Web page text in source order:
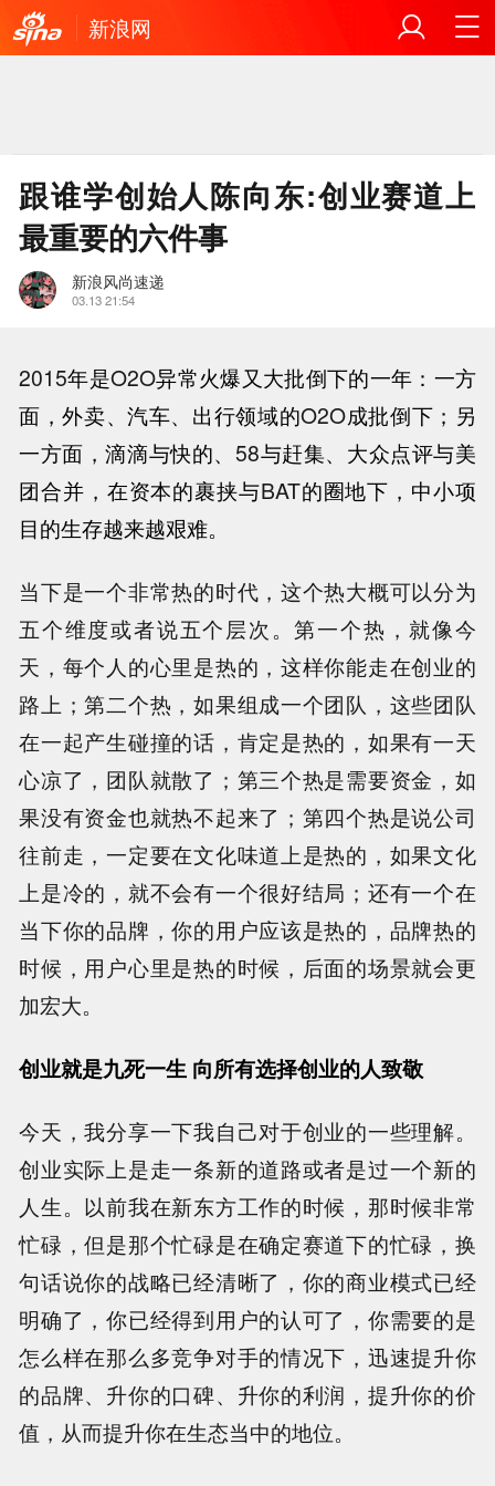
新浪网
跟谁学创始人陈向东:创业赛道上
最重要的六件事
新浪风尚速递
03.13 21:54
2015年是O2O异常火爆又大批倒下的一年：一方
面，外卖、汽车、出行领域的O2O成批倒下；另
一方面，滴滴与快的、 58与赶集、大众点评与美
团合并，在资本的裹挟与BAT的圈地下，中小项
目的生存越来越艰难。
当下是一个非常热的时代，这个热大概可以分为
五个维度或者说五个层次。第一个热，就像今
天，每个人的心里是热的，这样你能走在创业的
路上；第二个热，如果组成一个团队，这些团队
在一起产生碰撞的话，肯定是热的，如果有一天
心凉了，团队就散了；第三个热是需要资金，如
果没有资金也就热不起来了；第四个热是说公司
往前走，一定要在文化味道上是热的，如果文化
上是冷的，就不会有一个很好结局；还有一个在
当下你的品牌，你的用户应该是热的，品牌热的
时候，用户心里是热的时候，后面的场景就会更
加宏大。
创业就是九死一生 向所有选择创业的人致敬
今天，我分享一下我自己对于创业的一些理解。
创业实际上是走一条新的道路或者是过一个新的
人生。以前我在新东方工作的时候，那时候非常
忙碌，但是那个忙碌是在确定赛道下的忙碌，换
句话说你的战略已经清晰了，你的商业模式已经
明确了，你已经得到用户的认可了，你需要的是
怎么样在那么多竞争对手的情况下，迅速提升你
的品牌、升你的口碑、升你的利润，提升你的价
值，从而提升你在生态当中的地位。